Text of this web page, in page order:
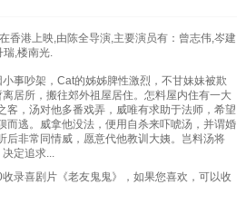
香港上映,由陈全导演,主要演员有：曾志伟,岑建
瑞,楼南光.
吵架，Cat的姊姊脾性激烈，不甘妹妹被欺
居所，搬往郊外祖屋居住。怎料屋内住有一大
客，汤对他多番戏弄，威唯有求助于法师，希望
而逃。威拿他没法，便用自杀来吓唬汤，并谓婚
后非常同情威，愿意代他教训大姨。岂料汤将
定追求...
录喜剧片《老友鬼鬼》，如果您喜欢，可以收